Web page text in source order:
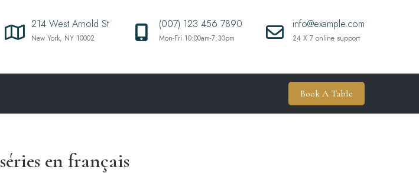
214 West Arnold St
New York, NY 10002
(007) 123 456 7890
Mon-Fri 10:00am-7:30pm
info@example.com
24 X 7 online support
Book A Table
séries en français